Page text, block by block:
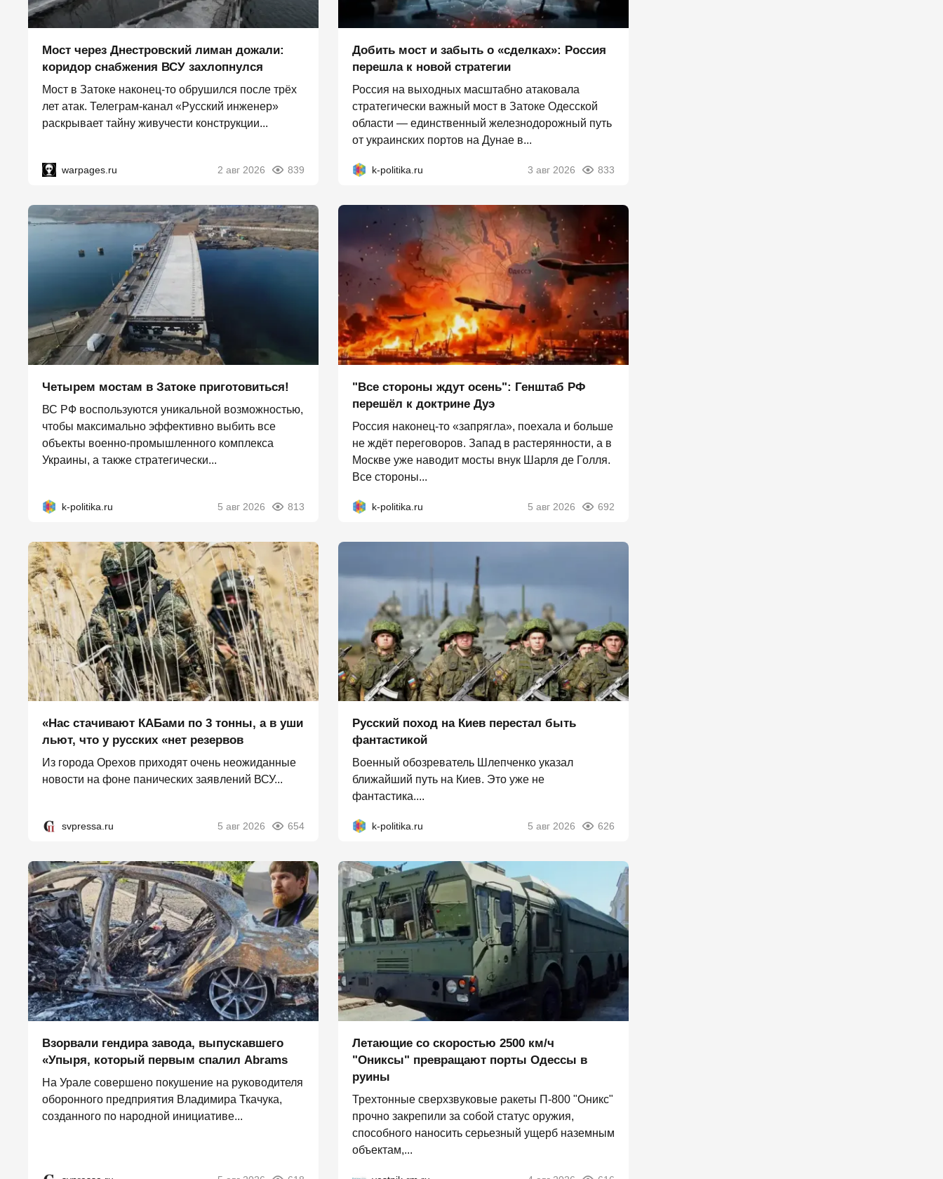
Мост через Днестровский лиман дожали:
коридор снабжения ВСУ захлопнулся
Мост в Затоке наконец-то обрушился после трёх
лет атак. Телеграм-канал «Русский инженер»
раскрывает тайну живучести конструкции...
warpages.ru 2 авг 2026 839
Добить мост и забыть о «сделках»: Россия
перешла к новой стратегии
Россия на выходных масштабно атаковала
стратегически важный мост в Затоке Одесской
области — единственный железнодорожный путь
от украинских портов на Дунае в...
k-politika.ru 3 авг 2026 833
Четырем мостам в Затоке приготовиться!
ВС РФ воспользуются уникальной возможностью,
чтобы максимально эффективно выбить все
объекты военно-промышленного комплекса
Украины, а также стратегически...
k-politika.ru 5 авг 2026 813
"Все стороны ждут осень": Генштаб РФ
перешёл к доктрине Дуэ
Россия наконец-то «запрягла», поехала и больше
не ждёт переговоров. Запад в растерянности, а в
Москве уже наводит мосты внук Шарля де Голля.
Все стороны...
k-politika.ru 5 авг 2026 692
«Нас стачивают КАБами по 3 тонны, а в уши
льют, что у русских «нет резервов
Из города Орехов приходят очень неожиданные
новости на фоне панических заявлений ВСУ...
svpressa.ru 5 авг 2026 654
Русский поход на Киев перестал быть
фантастикой
Военный обозреватель Шлепченко указал
ближайший путь на Киев. Это уже не
фантастика....
k-politika.ru 5 авг 2026 626
Взорвали гендира завода, выпускавшего
«Упыря, который первым спалил Abrams
На Урале совершено покушение на руководителя
оборонного предприятия Владимира Ткачука,
созданного по народной инициативе...
Летающие со скоростью 2500 км/ч
"Ониксы" превращают порты Одессы в
руины
Трехтонные сверхзвуковые ракеты П‑800 "Оникс"
прочно закрепили за собой статус оружия,
способного наносить серьезный ущерб наземным
объектам,...